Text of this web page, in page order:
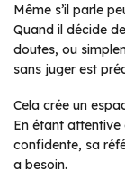
Même s’il parle
Quand il décide
doutes, ou
sans juger est
Cela crée un
En étant attentive
confidente, sa
a besoin.